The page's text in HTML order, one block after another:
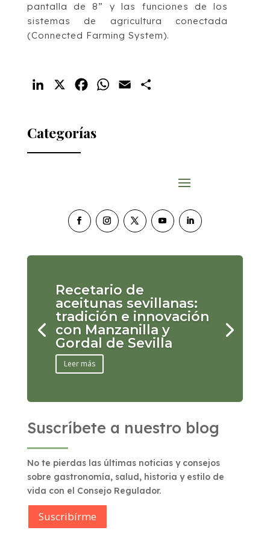
pantalla de 8” y las funciones de los
sistemas de agricultura conectada
(Connected Farming System).
LinkedIn FacebookWhatsApp
Email
Categorías
Recetario de
aceitunas sevillanas:
tradición e innovación
con Manzanilla y
Gordal de Sevilla
Leer más
Suscríbete a nuestro blog
No te pierdas las últimas noticias y consejos
sobre gastronomía, salud, historia y estilo de
vida con el Consejo Regulador.
Suscribírme